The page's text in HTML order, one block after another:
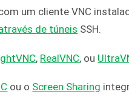
um cliente VNC
de túneis SSH.
, RealVNC, ou
ou o Screen Sharing